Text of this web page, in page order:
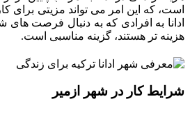
است، که این امر می‌ تواند مزیتی برای
ادانا به افرادی که به دنبال فرصت‌
هزینه‌ تر هستند، گزینه مناسبی است​.
شرایط کار در شهر ازمیر